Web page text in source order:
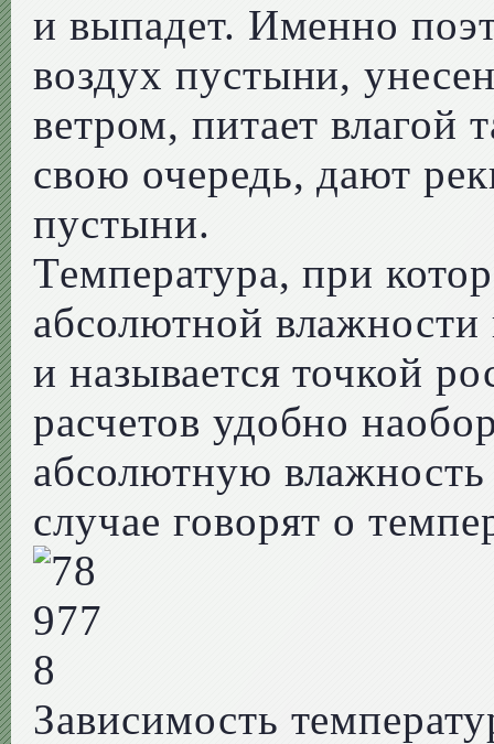
и выпадет. Именно
воздух пустыни,
ветром, питает влагой
свою очередь, дают
пустыни.
Температура, при
абсолютной влажности
и называется точкой
расчетов удобно
абсолютную
случае говорят о
Зависимость